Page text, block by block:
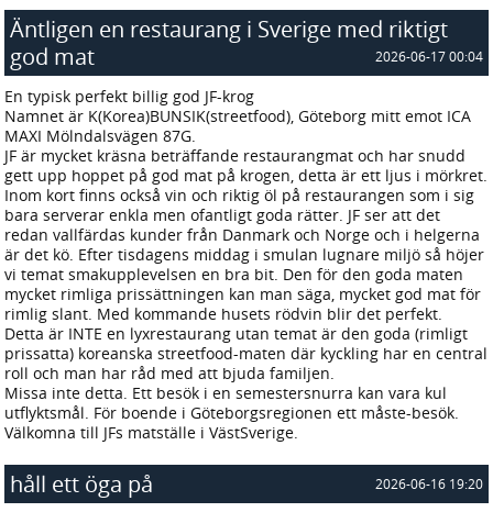
Äntligen en restaurang i Sverige med riktigt
god mat
2026-06-17 00:04
En typisk perfekt billig god JF-krog
Namnet är K(Korea)BUNSIK(streetfood), Göteborg mitt emot ICA
MAXI Mölndalsvägen 87G.
JF är mycket kräsna beträffande restaurangmat och har snudd
gett upp hoppet på god mat på krogen, detta är ett ljus i mörkret.
Inom kort finns också vin och riktig öl på restaurangen som i sig
bara serverar enkla men ofantligt goda rätter. JF ser att det
redan vallfärdas kunder från Danmark och Norge och i helgerna
är det kö. Efter tisdagens middag i smulan lugnare miljö så höjer
vi temat smakupplevelsen en bra bit. Den för den goda maten
mycket rimliga prissättningen kan man säga, mycket god mat för
rimlig slant. Med kommande husets rödvin blir det perfekt.
Detta är INTE en lyxrestaurang utan temat är den goda (rimligt
prissatta) koreanska streetfood-maten där kyckling har en central
roll och man har råd med att bjuda familjen.
Missa inte detta. Ett besök i en semestersnurra kan vara kul
utflyktsmål. För boende i Göteborgsregionen ett måste-besök.
Välkomna till JFs matställe i VästSverige.
håll ett öga på 2026-06-16 19:20